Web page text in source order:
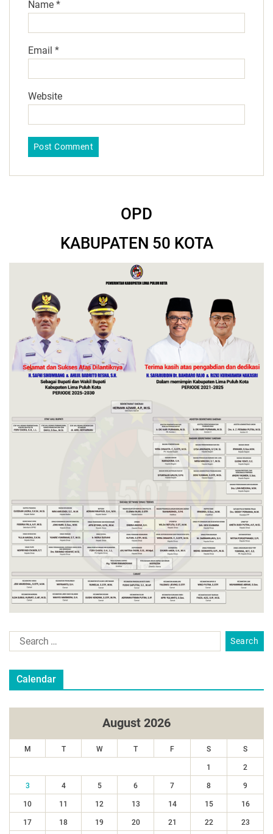
Name *
Email *
Website
OPD
KABUPATEN 50 KOTA
Calendar
August 2026
M T W T F S S
1 2
3 4 5 6 7 8 9
10 11 12 13 14 15 16
17 18 19 20 21 22 23